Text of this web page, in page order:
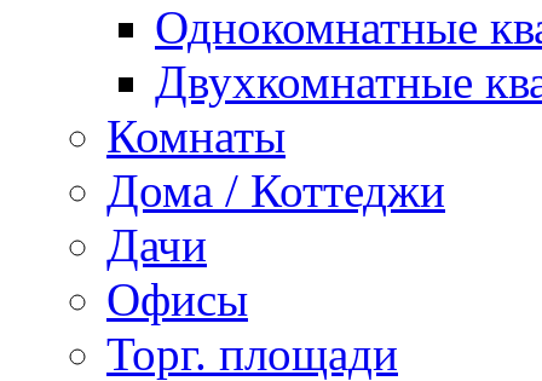
Однокомнатные
Двухкомнатные
Комнаты
Дома / Коттеджи
Дачи
Офисы
Торг. площади